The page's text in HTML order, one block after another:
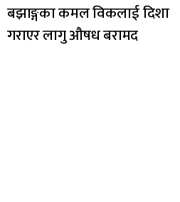
बझाङ्गका कमल विकलाई दिशा
गराएर लागु औषध बरामद